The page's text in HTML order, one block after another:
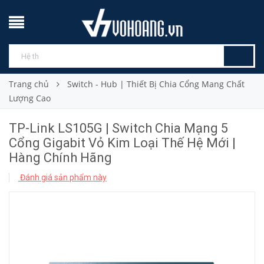
Trang chủ
Switch - Hub | Thiết Bị Chia Cổng Mang Chất
Lượng Cao
TP-Link LS105G | Switch Chia Mạng 5
Cổng Gigabit Vỏ Kim Loại Thế Hệ Mới |
Hàng Chính Hãng
Đánh giá sản phẩm này